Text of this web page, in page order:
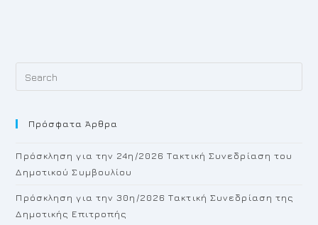
Πρόσφατα Άρθρα
Πρόσκληση για την 24η/2026 Τακτική Συνεδρίαση του
Δημοτικού Συμβουλίου
Πρόσκληση για την 30η/2026 Τακτική Συνεδρίαση της
Δημοτικής Επιτροπής